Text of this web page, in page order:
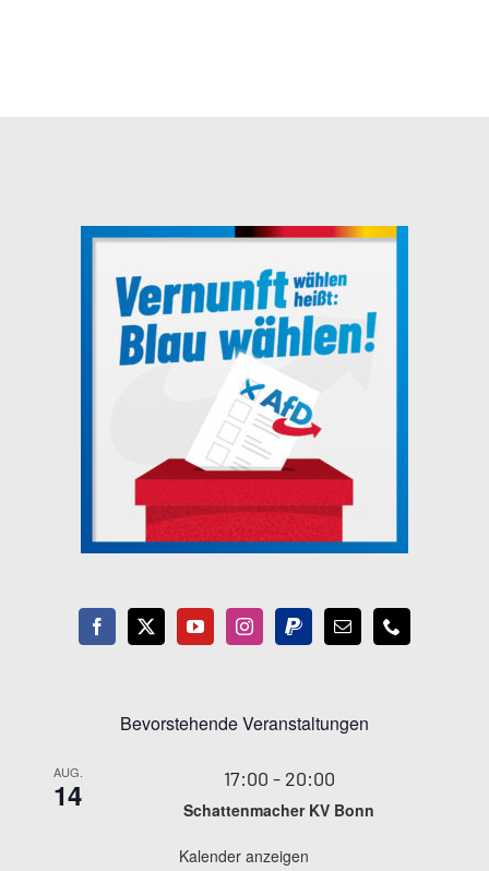
Bevorstehende Veranstaltungen
AUG.
14 17:00 - 20:00
Schattenmacher KV Bonn
Kalender anzeigen